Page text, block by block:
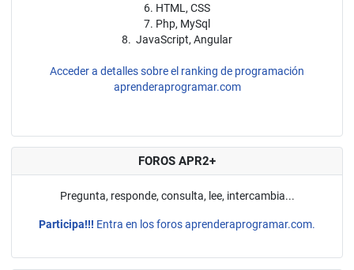
6. HTML, CSS
7. Php, MySql
8. JavaScript, Angular
Acceder a detalles sobre el ranking de programación
aprenderaprogramar.com
FOROS APR2+
Pregunta, responde, consulta, lee, intercambia...
Participa!!! Entra en los foros aprenderaprogramar.com.